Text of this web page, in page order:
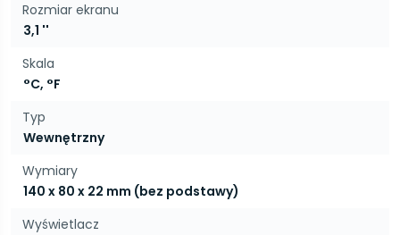
Rozmiar ekranu
3,1 ''
Skala
°C, °F
Typ
Wewnętrzny
Wymiary
140 x 80 x 22 mm (bez podstawy)
Wyświetlacz